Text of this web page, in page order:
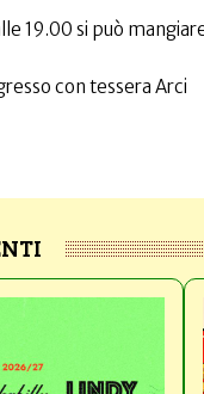
19.00 si può
con tessera Arci